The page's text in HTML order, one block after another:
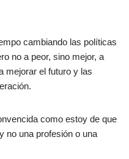
cambiando las políticas
no a peor, sino mejor, a
mejorar el futuro y las
como estoy de que
no una profesión o una